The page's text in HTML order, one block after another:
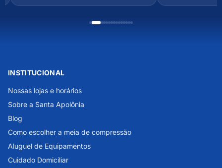
INSTITUCIONAL
Nossas lojas e horários
Sobre a Santa Apolônia
Blog
Como escolher a meia de compressão
Aluguel de Equipamentos
Cuidado Domiciliar